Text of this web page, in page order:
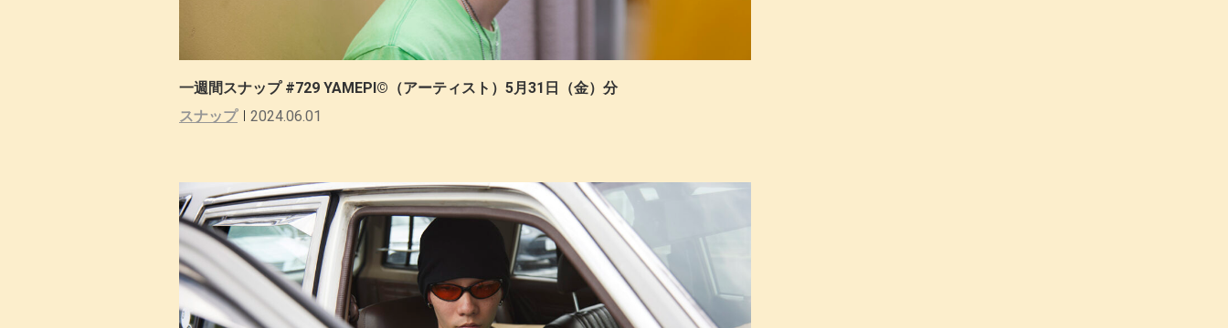
一週間スナップ #729 YAMEPI©（アーティスト）5月31日（金）分
スナップ
2024.06.01